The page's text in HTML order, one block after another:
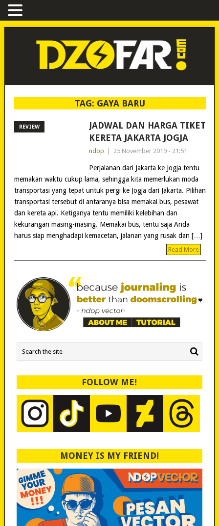
TAG: GAYA BARU
REVIEW
JADWAL DAN HARGA TIKET
KERETA JAKARTA JOGJA
ndop 25 November 2019 - 21:51
Perjalanan dari Jakarta ke Jogja tentu
memakan waktu cukup lama, sehingga kita memerlukan moda
transportasi yang tepat untuk pergi ke Jogja dari Jakarta. Pilihan
transportasi tersebut di antaranya bisa memakai bus, pesawat
dan kereta api. Ketiganya tentu memiliki kelebihan dan
kekurangan masing-masing. Memakai bus, tentu saja Anda
harus siap menghadapi kemacetan, jalanan yang rusak dan […]
Read More
FOLLOW ME!
MONEY IS MY FRIEND!